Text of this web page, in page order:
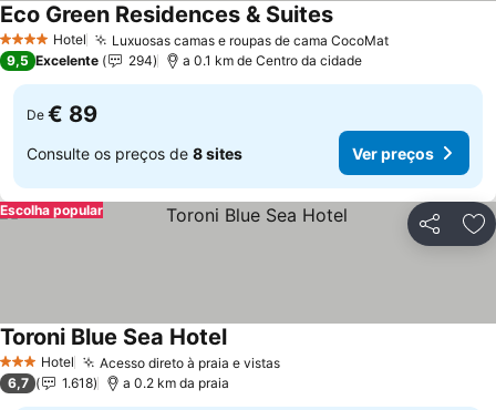
4 EstrelasHotel Luxuosas camas e roupas de cama CocoMat
Eco Green Residences & Suites
9,5 Excelente 294 a 0.1 km de Centro da cidade
De € 89
Consulte os preços de 8 sites Ver preços
Partilhar
Escolha popular
3 EstrelasHotel Acesso direto à praia e vistas
Toroni Blue Sea Hotel
6,7 1.618 a 0.2 km da praia